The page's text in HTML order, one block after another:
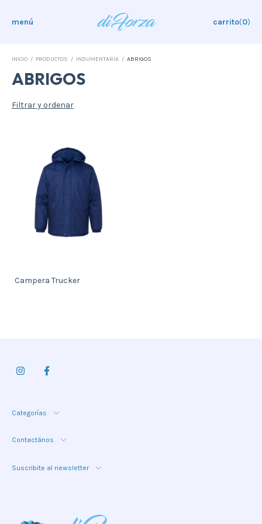
menú carrito(0)
INICIO / PRODUCTOS / INDUMENTARIA / ABRIGOS
ABRIGOS
Filtrar y ordenar
Campera Trucker
Categorías
Contactános
Suscribite al newsletter